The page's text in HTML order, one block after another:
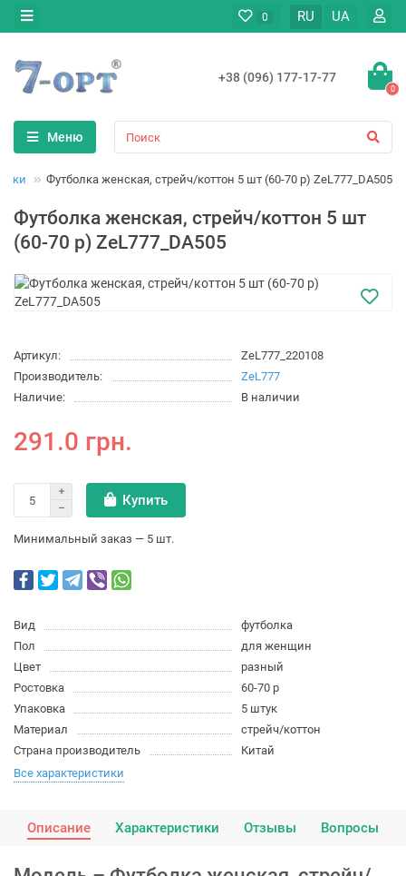
0 RU UA
+38 (096) 177-17-77
0
Меню
Футболка женская, стрейч/коттон 5 шт (60-70 р) ZeL777_DA505
Футболка женская, стрейч/коттон 5 шт
(60-70 р) ZeL777_DA505
Артикул:
ZeL777_220108
Производитель:
ZeL777
Наличие:
В наличии
291.0 грн.
Купить
Минимальный заказ — 5 шт.
Вид
футболка
Пол
для женщин
Цвет
разный
Ростовка
60-70 р
Упаковка
5 штук
Материал
стрейч/коттон
Страна производитель
Китай
Все характеристики
Описание Характеристики Отзывы Вопросы